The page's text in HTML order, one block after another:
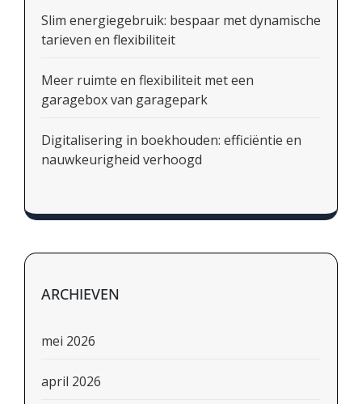
Slim energiegebruik: bespaar met dynamische
tarieven en flexibiliteit
Meer ruimte en flexibiliteit met een
garagebox van garagepark
Digitalisering in boekhouden: efficiëntie en
nauwkeurigheid verhoogd
ARCHIEVEN
mei 2026
april 2026